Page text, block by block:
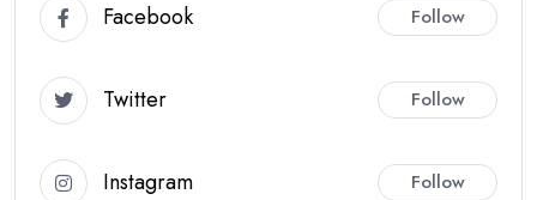
Facebook Follow
Twitter Follow
Instagram Follow